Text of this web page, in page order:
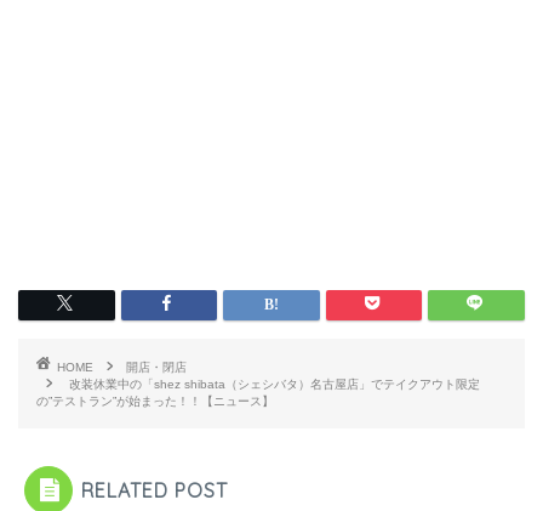
HOME
開店・閉店
改装休業中の「shez shibata（シェシバタ）名古屋店」でテイクアウト限定
の”テストラン”が始まった！！【ニュース】
RELATED POST